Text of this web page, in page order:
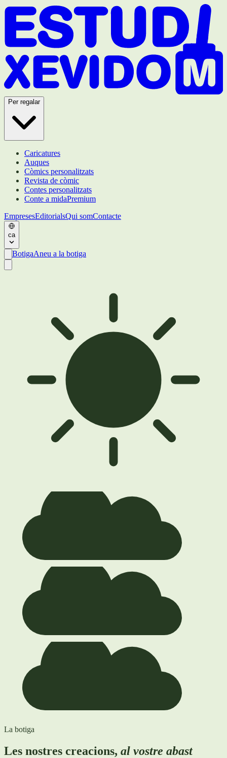
Per regalar
Caricatures
Auques
Còmics personalitzats
Revista de còmic
Contes personalitzats
Conte a midaPremium
EmpresesEditorialsQui somContacte
ca
BotigaAneu a la botiga
La botiga
Les nostres creacions, al vostre abast